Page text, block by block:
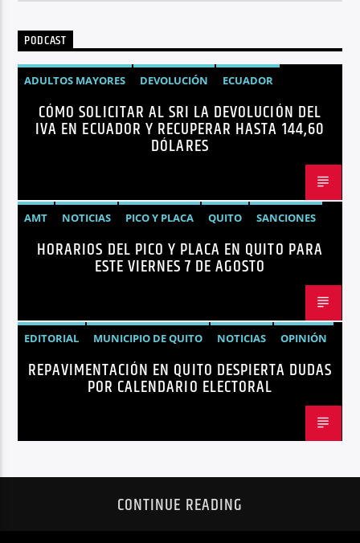
PODCAST
ADULTOS MAYORES DEVOLUCIÓN
ECUADOR
NEGOCIOS
NOTICIAS PERSONAS CON DISCAPACIDAD
CÓMO SOLICITAR AL SRI LA DEVOLUCIÓN DEL
IVA EN ECUADOR Y RECUPERAR HASTA 144,60
DÓLARES
AMT NOTICIAS PICO Y PLACA QUITO SANCIONES
HORARIOS DEL PICO Y PLACA EN QUITO PARA
ESTE VIERNES 7 DE AGOSTO
EDITORIAL MUNICIPIO DE QUITO NOTICIAS
OPINIÓN
QUITO
REPAVIMENTACIÓN
REPAVIMENTACIÓN EN QUITO DESPIERTA DUDAS
POR CALENDARIO ELECTORAL
CONTINUE READING